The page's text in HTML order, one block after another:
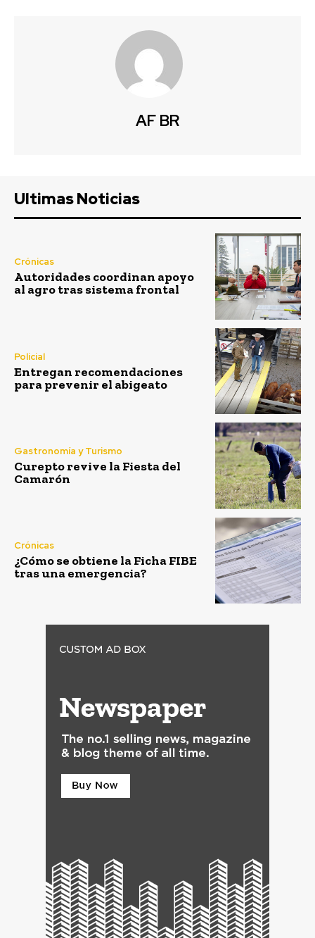
AF BR
Ultimas Noticias
Crónicas
Autoridades coordinan apoyo
al agro tras sistema frontal
Policial
Entregan recomendaciones
para prevenir el abigeato
Gastronomía y Turismo
Curepto revive la Fiesta del
Camarón
Crónicas
¿Cómo se obtiene la Ficha FIBE
tras una emergencia?